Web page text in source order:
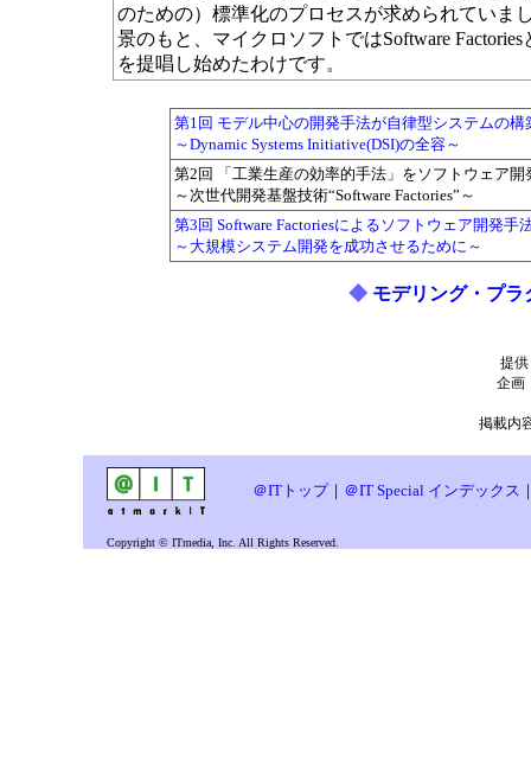
のための）標準化のプロセスが求められていま
景のもと、マイクロソフトではSoftware
を提唱し始めたわけです。
第1回 モデル中心の開発手法が自律型システムの構
～Dynamic Systems Initiative(DSI)の全容～
第2回 「工業生産の効率的手法」をソフトウェア開
～次世代開発基盤技術“Software Factories”～
第3回 Software Factoriesによるソフトウェア開発手
～大規模システム開発を成功させるために～
◆ モデリング・プ
提
企画
掲載内
＠ITトップ｜ ＠IT Special インデックス
Copyright © ITmedia, Inc. All Rights Reserved.